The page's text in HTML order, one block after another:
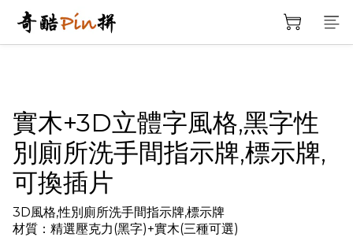
實木+3D立體字風格,黑字性
別廁所洗手間指示牌,標示牌,
可換插片
3D風格,性別廁所洗手間指示牌,標示牌
材質：精選壓克力(黑字)+實木(三種可選)